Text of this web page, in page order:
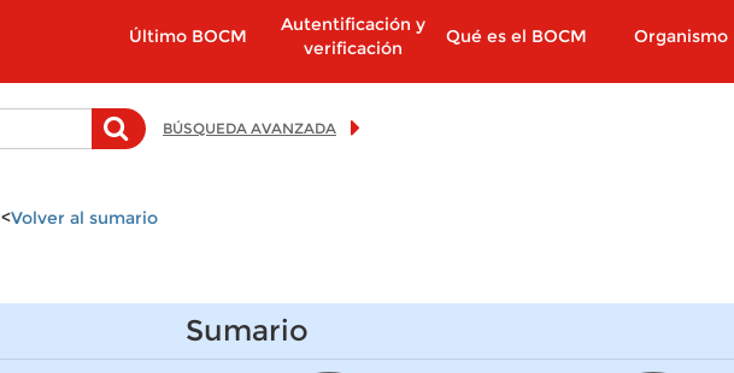
Último BOCM
Autentificación y
verificación
Qué es el BOCM Organismo
BÚSQUEDA AVANZADA
<Volver al sumario
Sumario